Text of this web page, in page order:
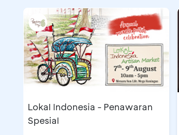
Lokal Indonesia - Penawaran
Spesial